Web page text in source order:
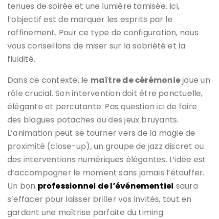
tenues de soirée et une lumière tamisée. Ici,
l’objectif est de marquer les esprits par le
raffinement. Pour ce type de configuration, nous
vous conseillons de miser sur la sobriété et la
fluidité.
Dans ce contexte, le maître de cérémoniejoue un
rôle crucial. Son intervention doit être ponctuelle,
élégante et percutante. Pas question ici de faire
des blagues potaches ou des jeux bruyants.
L’animation peut se tourner vers de la magie de
proximité (close-up), un groupe de jazz discret ou
des interventions numériques élégantes. L’idée est
d’accompagner le moment sans jamais l’étouffer.
Un bon professionnel de l’événementiel saura
s’effacer pour laisser briller vos invités, tout en
gardant une maîtrise parfaite du timing.